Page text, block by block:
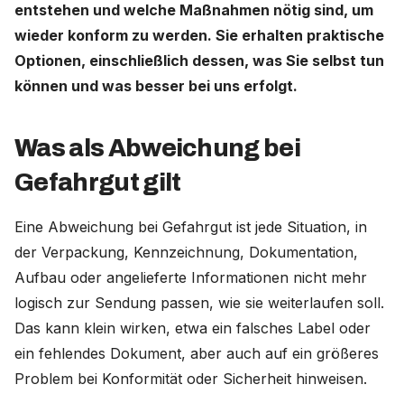
entstehen und welche Maßnahmen nötig sind, um
wieder konform zu werden. Sie erhalten praktische
Optionen, einschließlich dessen, was Sie selbst tun
können und was besser bei uns erfolgt.
Was als Abweichung bei
Gefahrgut gilt
Eine Abweichung bei Gefahrgut ist jede Situation, in
der Verpackung, Kennzeichnung, Dokumentation,
Aufbau oder angelieferte Informationen nicht mehr
logisch zur Sendung passen, wie sie weiterlaufen soll.
Das kann klein wirken, etwa ein falsches Label oder
ein fehlendes Dokument, aber auch auf ein größeres
Problem bei Konformität oder Sicherheit hinweisen.
Deutschland (Deutsch)
Nederland (Nederlands)
United States (English)